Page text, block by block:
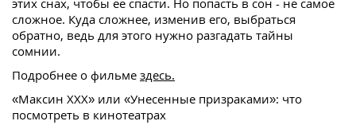
сложное. Куда сложнее, изменив его, выбраться
обратно, ведь для этого нужно разгадать тайны
сомнии.
Подробнее о фильме здесь.
«Максин XXX» или «Унесенные призраками»: что
посмотреть в кинотеатрах